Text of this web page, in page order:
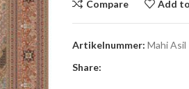
Compare Add
Artikelnummer: Mahi Asil
Share: